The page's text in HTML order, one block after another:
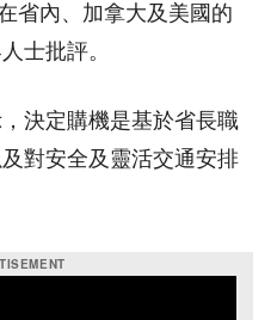
省內、加拿大及美國的
士批評。
決定購機是基於省長職
對安全及靈活交通安排